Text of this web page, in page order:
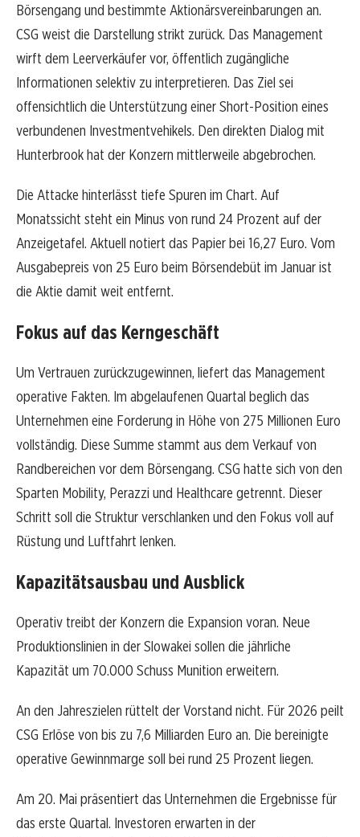
Börsengang und bestimmte Aktionärsvereinbarungen an.
CSG weist die Darstellung strikt zurück. Das Management
wirft dem Leerverkäufer vor, öffentlich zugängliche
Informationen selektiv zu interpretieren. Das Ziel sei
offensichtlich die Unterstützung einer Short-Position eines
verbundenen Investmentvehikels. Den direkten Dialog mit
Hunterbrook hat der Konzern mittlerweile abgebrochen.
Die Attacke hinterlässt tiefe Spuren im Chart. Auf
Monatssicht steht ein Minus von rund 24 Prozent auf der
Anzeigetafel. Aktuell notiert das Papier bei 16,27 Euro. Vom
Ausgabepreis von 25 Euro beim Börsendebüt im Januar ist
die Aktie damit weit entfernt.
Fokus auf das Kerngeschäft
Um Vertrauen zurückzugewinnen, liefert das Management
operative Fakten. Im abgelaufenen Quartal beglich das
Unternehmen eine Forderung in Höhe von 275 Millionen Euro
vollständig. Diese Summe stammt aus dem Verkauf von
Randbereichen vor dem Börsengang. CSG hatte sich von den
Sparten Mobility, Perazzi und Healthcare getrennt. Dieser
Schritt soll die Struktur verschlanken und den Fokus voll auf
Rüstung und Luftfahrt lenken.
Kapazitätsausbau und Ausblick
Operativ treibt der Konzern die Expansion voran. Neue
Produktionslinien in der Slowakei sollen die jährliche
Kapazität um 70.000 Schuss Munition erweitern.
An den Jahreszielen rüttelt der Vorstand nicht. Für 2026 peilt
CSG Erlöse von bis zu 7,6 Milliarden Euro an. Die bereinigte
operative Gewinnmarge soll bei rund 25 Prozent liegen.
Am 20. Mai präsentiert das Unternehmen die Ergebnisse für
das erste Quartal. Investoren erwarten in der